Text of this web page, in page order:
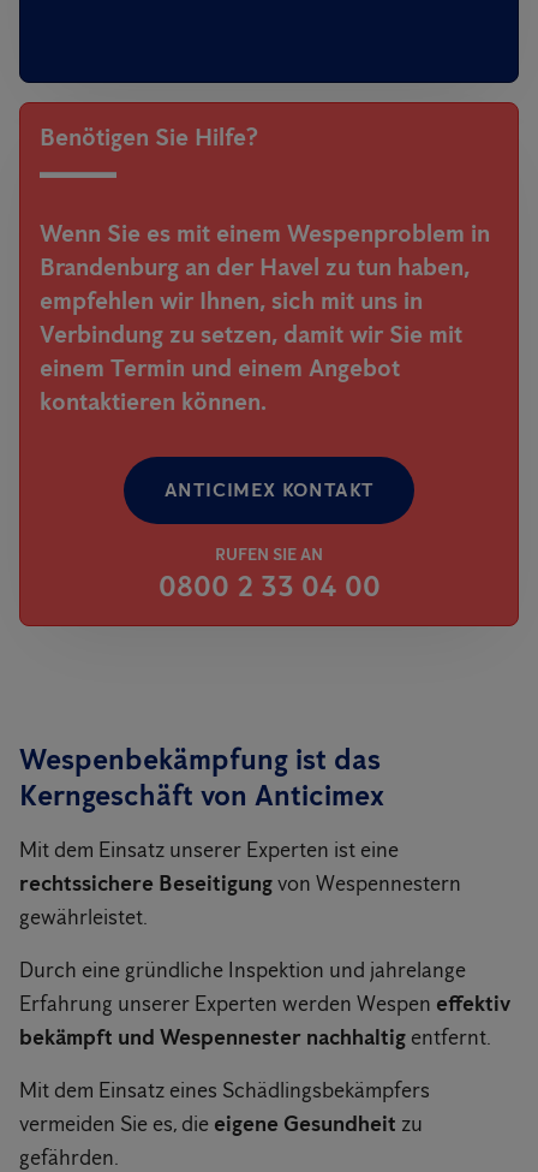
Benötigen Sie Hilfe?
Wenn Sie es mit einem Wespenproblem in
Brandenburg an der Havel zu tun haben,
empfehlen wir Ihnen, sich mit uns in
Verbindung zu setzen, damit wir Sie mit
einem Termin und einem Angebot
kontaktieren können.
ANTICIMEX KONTAKT
RUFEN SIE AN
0800 2 33 04 00
Wespenbekämpfung ist das
Kerngeschäft von Anticimex
Mit dem Einsatz unserer Experten ist eine
rechtssichere Beseitigungvon Wespennestern
gewährleistet.
Durch eine gründliche Inspektion und jahrelange
Erfahrung unserer Experten werden Wespen effektiv
bekämpft und Wespennester nachhaltig entfernt.
Mit dem Einsatz eines Schädlingsbekämpfers
vermeiden Sie es, die eigene Gesundheit zu
gefährden.